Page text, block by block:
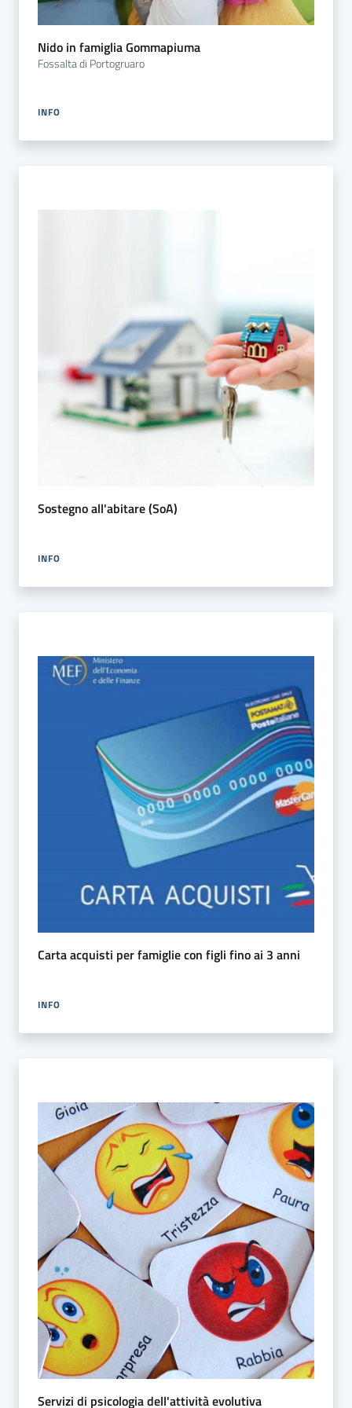
Nido in famiglia Gommapiuma
Fossalta di Portogruaro
INFO
Sostegno all'abitare (SoA)
INFO
Carta acquisti per famiglie con figli fino ai 3 anni
INFO
Servizi di psicologia dell'attività evolutiva